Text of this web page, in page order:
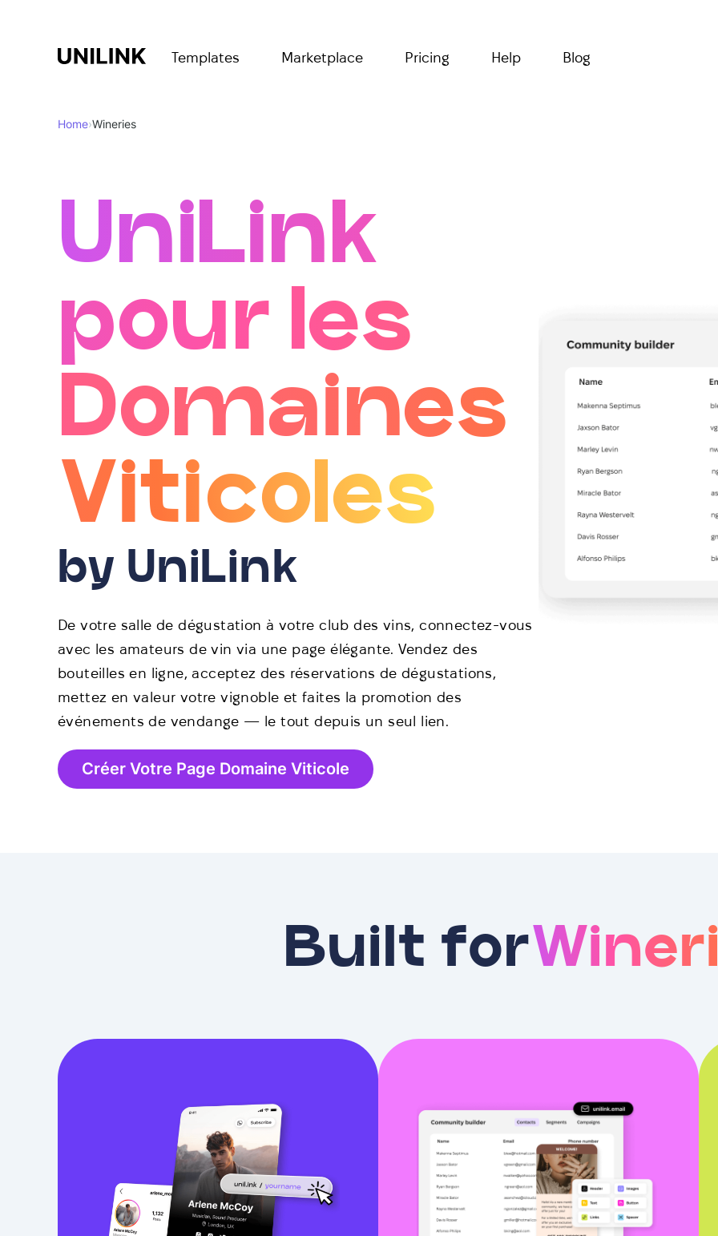
Templates Marketplace Pricing Help Blog
Home›Wineries
UniLink
pour les
Domaines
Viticoles
by UniLink
De votre salle de dégustation à votre club des vins, connectez-vous
avec les amateurs de vin via une page élégante. Vendez des
bouteilles en ligne, acceptez des réservations de dégustations,
mettez en valeur votre vignoble et faites la promotion des
événements de vendange — le tout depuis un seul lien.
Créer Votre Page Domaine Viticole
Built for